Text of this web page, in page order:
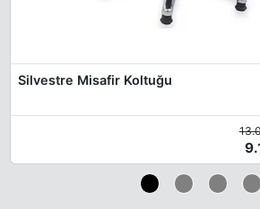
Silvestre Misafir Koltuğu